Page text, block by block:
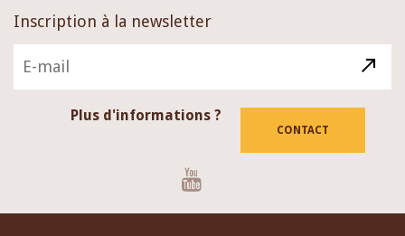
Inscription à la newsletter
Plus d'informations ?
CONTACT